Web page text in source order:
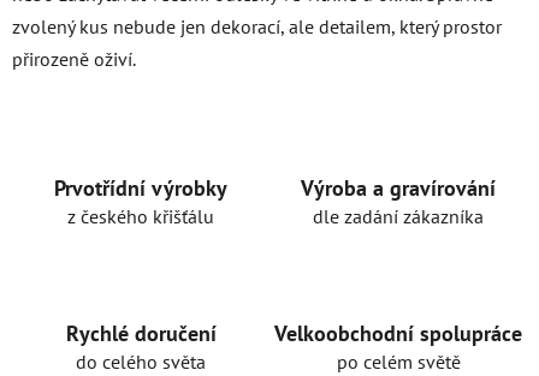
zvolený kus nebude jen dekorací, ale detailem, který prostor
přirozeně oživí.
Prvotřídní výrobky
z českého křišťálu
Výroba a gravírování
dle zadání zákazníka
Rychlé doručení
do celého světa
Velkoobchodní spolupráce
po celém světě